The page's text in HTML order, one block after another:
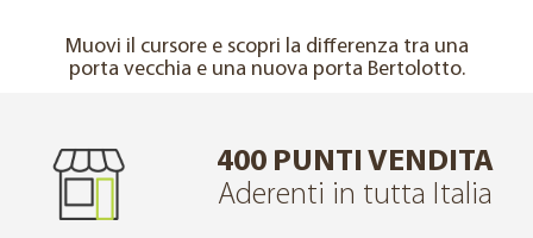
PRIMA DOPO
Muovi il cursore e scopri la differenza tra una
porta vecchia e una nuova porta Bertolotto.
400 PUNTI VENDITA
Aderenti in tutta Italia